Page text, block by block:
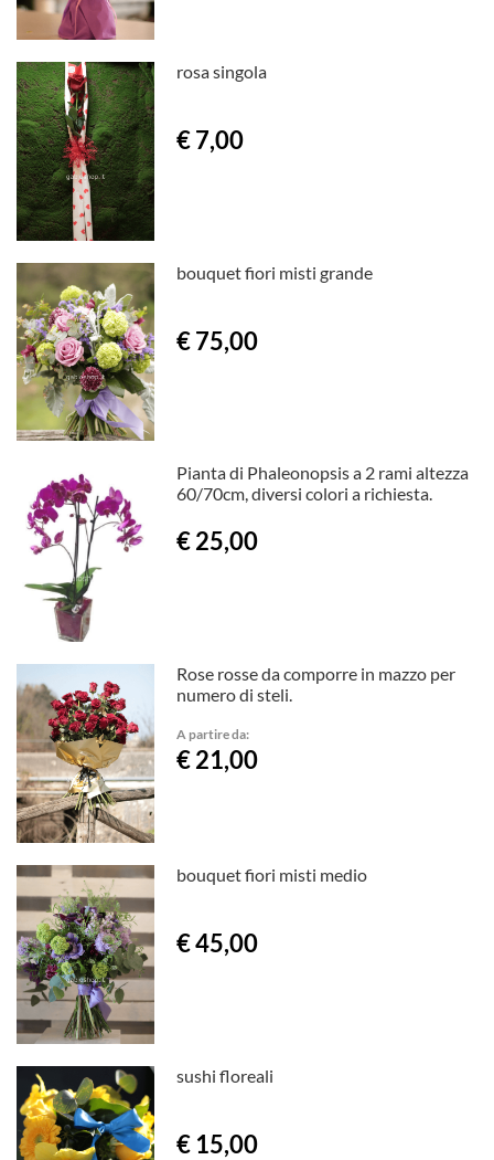
rosa singola
€ 7,00
bouquet fiori misti grande
€ 75,00
Pianta di Phaleonopsis a 2 rami altezza
60/70cm, diversi colori a richiesta.
€ 25,00
Rose rosse da comporre in mazzo per
numero di steli.
A partire da:
€ 21,00
bouquet fiori misti medio
€ 45,00
sushi floreali
€ 15,00